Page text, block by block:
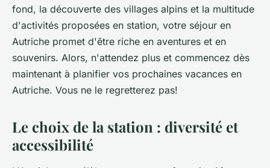
fond, la découverte des villages alpins et la multitude
d'activités proposées en station, votre séjour en
Autriche promet d'être riche en aventures et en
souvenirs. Alors, n'attendez plus et commencez dès
maintenant à planifier vos prochaines vacances en
Autriche. Vous ne le regretterez pas!
Le choix de la station : diversité et
accessibilité